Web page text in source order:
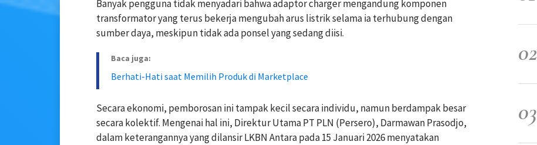
Banyak pengguna tidak menyadari bahwa adaptor charger mengandung komponen
transformator yang terus bekerja mengubah arus listrik selama ia terhubung dengan
sumber daya, meskipun tidak ada ponsel yang sedang diisi.
Baca juga:
Berhati-Hati saat Memilih Produk di Marketplace
Secara ekonomi, pemborosan ini tampak kecil secara individu, namun berdampak besar
secara kolektif. Mengenai hal ini, Direktur Utama PT PLN (Persero), Darmawan Prasodjo,
dalam keterangannya yang dilansir LKBN Antara pada 15 Januari 2026 menyatakan
02
03